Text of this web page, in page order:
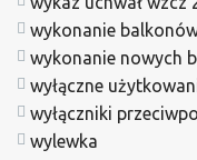
wykonanie
wykonanie nowych
wyłączne
wyłączniki
wylewka